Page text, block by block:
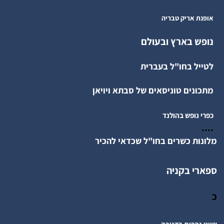
אופנת אריק טבריה
נופש בארץ ובעולם
לטייל בחו"ל בעברית
מתכונים טוניסאים של סבתא ויויאן
כפרי נופש בהולנד
....
מלונות כשרים בחו"ל שכדאי להכיר
ספארי בקניה
כ